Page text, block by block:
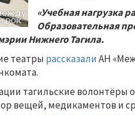
«Учебная нагрузка
Образовательная
Нижнего Тагила.
театры рассказалиАН
тагильские
вещей, медикаментов и